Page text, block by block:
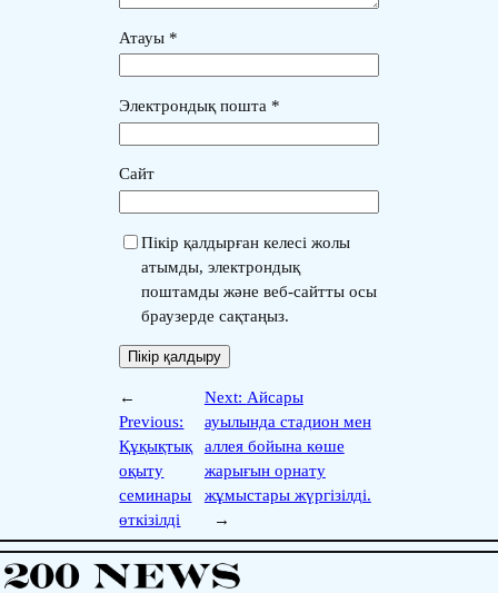
Атауы *
Электрондық пошта *
Сайт
Пікір қалдырған келесі жолы
атымды, электрондық
поштамды және веб-сайтты осы
браузерде сақтаңыз.
←
Previous:
Құқықтық
оқыту
семинары
өткізілді
Next: Айсары
ауылында стадион мен
аллея бойына көше
жарығын орнату
жұмыстары жүргізілді.
→